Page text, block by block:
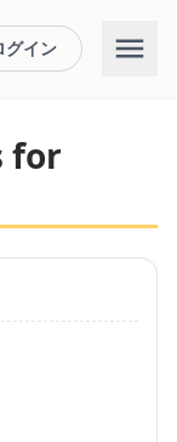
グイン
for